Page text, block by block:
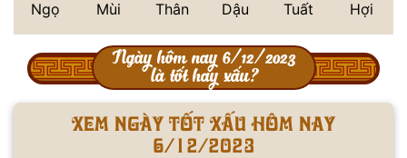
Ngọ Mùi Thân Dậu Tuất Hợi
Ngày hôm nay 6/12/2023
là tốt hay xấu?
Xem ngày tốt xấu hôm nay
6/12/2023